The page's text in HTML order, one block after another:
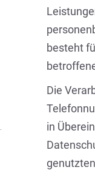
besteht
Die
in